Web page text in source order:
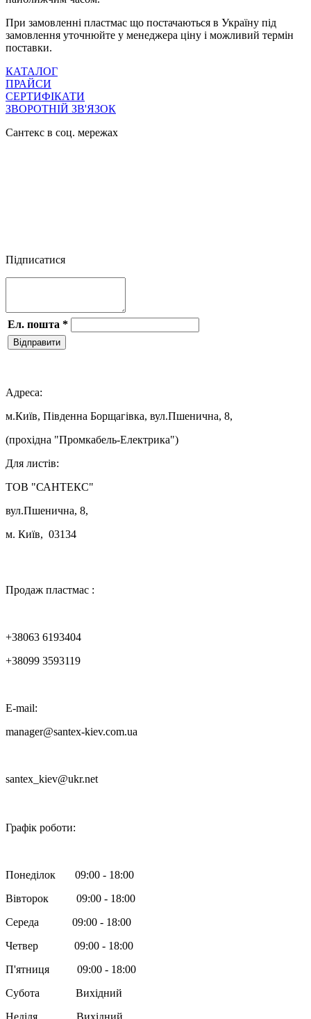
При замовленні пластмас що постачаються в Україну під
замовлення уточнюйте у менеджера ціну і можливий термін
поставки.
КАТАЛОГ
ПРАЙСИ
СЕРТИФІКАТИ
ЗВОРОТНІЙ ЗВ'ЯЗОК
Сантекс в соц. мережах
Підписатися
Ел. пошта *
Відправити
Адреса:
м.Київ, Південна Борщагівка, вул.Пшенична, 8,
(прохідна "Промкабель-Електрика")
Для листів:
ТОВ "САНТЕКС"
вул.Пшенична, 8,
м. Київ, 03134
Продаж пластмас :
+38063 6193404
+38099 3593119
E-mail:
manager@santex-kiev.com.ua
santex_kiev@ukr.net
Графік роботи:
Понеділок 09:00 - 18:00
Вівторок 09:00 - 18:00
Середа 09:00 - 18:00
Четвер 09:00 - 18:00
П'ятниця 09:00 - 18:00
Субота Вихідний